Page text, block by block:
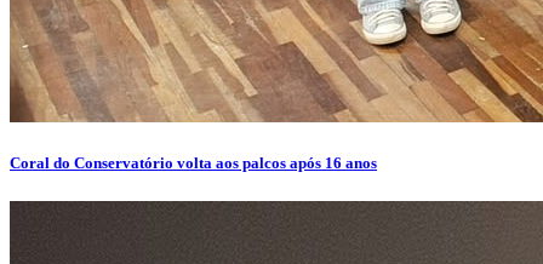
Coral do Conservatório volta aos palcos após 16 anos